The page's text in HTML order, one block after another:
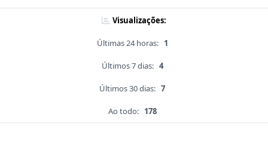
Visualizações:
Últimas 24 horas: 1
Últimos 7 dias: 4
Últimos 30 dias: 7
Ao todo: 178